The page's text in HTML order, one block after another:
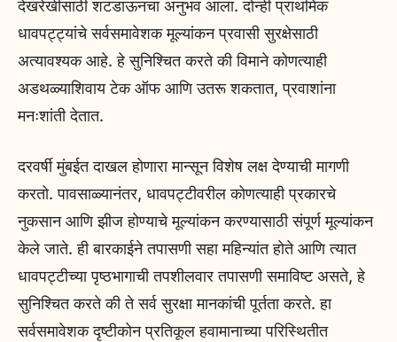
देखरेखीसाठी शटडाऊनचा अनुभव आला. दोन्ही प्राथमिक
धावपट्ट्यांचे सर्वसमावेशक मूल्यांकन प्रवासी सुरक्षेसाठी
अत्यावश्यक आहे. हे सुनिश्चित करते की विमाने कोणत्याही
अडथळ्याशिवाय टेक ऑफ आणि उतरू शकतात, प्रवाशांना
मनःशांती देतात.
दरवर्षी मुंबईत दाखल होणारा मान्सून विशेष लक्ष देण्याची मागणी
करतो. पावसाळ्यानंतर, धावपट्टीवरील कोणत्याही प्रकारचे
नुकसान आणि झीज होण्याचे मूल्यांकन करण्यासाठी संपूर्ण मूल्यांकन
केले जाते. ही बारकाईने तपासणी सहा महिन्यांत होते आणि त्यात
धावपट्टीच्या पृष्ठभागाची तपशीलवार तपासणी समाविष्ट असते, हे
सुनिश्चित करते की ते सर्व सुरक्षा मानकांची पूर्तता करते. हा
सर्वसमावेशक दृष्टीकोन प्रतिकूल हवामानाच्या परिस्थितीत